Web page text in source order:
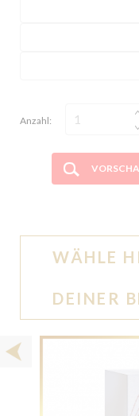
Anzahl:
WÄHLE
DEINER